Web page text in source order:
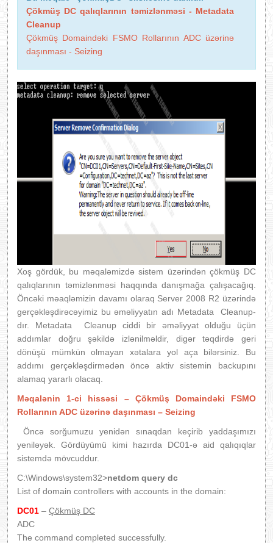
Çökmüş DC qalıqlarının təmizlənməsi - Metadata
Cleanup
Çökmüş Domaindəki FSMO Rollarının ADC üzərinə
daşınması - Seizing
Xoş gördük, bu məqaləmizdə sistem üzərindən çökmüş DC
qalıqlarının təmizlənməsi haqqında danışmağa çalışacağıq.
Öncəki məaqləmizin davamı olaraq Server 2008 R2 üzərində
gerçəkləşdirəcəyimiz bu əməliyyatın adı Metadata Cleanup-
dır. Metadata Cleanup ciddi bir əməliyyat olduğu üçün
addımlar doğru şəkildə izlənilməldir, digər təqdirdə geri
dönüşü mümkün olmayan xətalara yol aça bilərsiniz. Bu
addımı gerçəkləşdirmədən öncə aktiv sistemin backupını
alamaq yararlı olacaq.
Məqalənin 1-ci hissəsi – Çökmüş Domaindəki FSMO
Rollarının ADC üzərinə daşınması – Seizing
Öncə sorğumuzu yenidən sınaqdan keçirib yaddaşımızı
yeniləyək. Gördüyümü kimi hazırda DC01-ə aid qalıqıqlar
sistemdə mövcuddur.
C:\Windows\system32>netdom query dc
List of domain controllers with accounts in the domain:
DC01 – Çökmüş DC
ADC
The command completed successfully.